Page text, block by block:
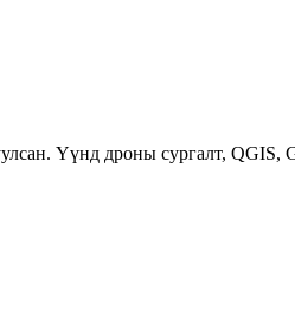
Үүнд дроны сургалт, QGIS,